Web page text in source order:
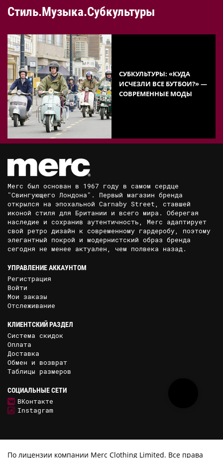
Стиль.Музыка.Субкультуры
СУБКУЛЬТУРЫ: «КУДА
ИСЧЕЗЛИ ВСЕ БУТБОИ?» —
СОВРЕМЕННЫЕ МОДЫ
Merc был основан в 1967 году в самом сердце
"Свингующего Лондона". Первый магазин бренда
открылся на эпохальной Carnaby Street, ставшей
иконой стиля для Британии и всего мира. Оберегая
наследие и сохранив аутентичность, Merc адаптирует
свой ретро дизайн к современному гардеробу, поэтому
элегантный покрой и модернистский образ бренда
сегодня не менее актуален, чем полвека назад.
УПРАВЛЕНИЕ АККАУНТОМ
Регистрация
Войти
Мои заказы
Отслеживание
КЛИЕНТСКИЙ РАЗДЕЛ
Система скидок
Оплата
Доставка
Обмен и возврат
Таблицы размеров
СОЦИАЛЬНЫЕ СЕТИ
ВКонтакте
Instagram
По лицензии компании Merc Clothing Limited. Все права